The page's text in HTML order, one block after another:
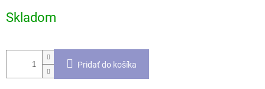
cena:
Skladom
Pridať do košíka